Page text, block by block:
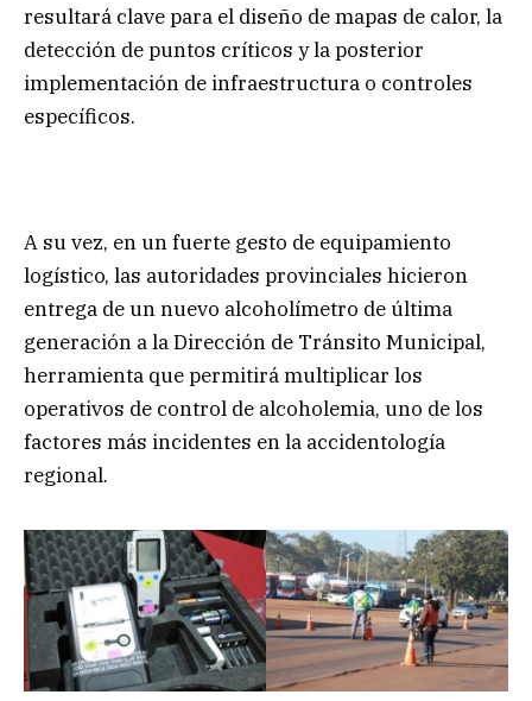
resultará clave para el diseño de mapas de calor, la
detección de puntos críticos y la posterior
implementación de infraestructura o controles
específicos.
A su vez, en un fuerte gesto de equipamiento
logístico, las autoridades provinciales hicieron
entrega de un nuevo alcoholímetro de última
generación a la Dirección de Tránsito Municipal,
herramienta que permitirá multiplicar los
operativos de control de alcoholemia, uno de los
factores más incidentes en la accidentología
regional.